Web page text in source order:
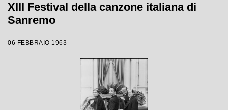
XIII Festival della canzone italiana di
Sanremo
06 FEBBRAIO 1963